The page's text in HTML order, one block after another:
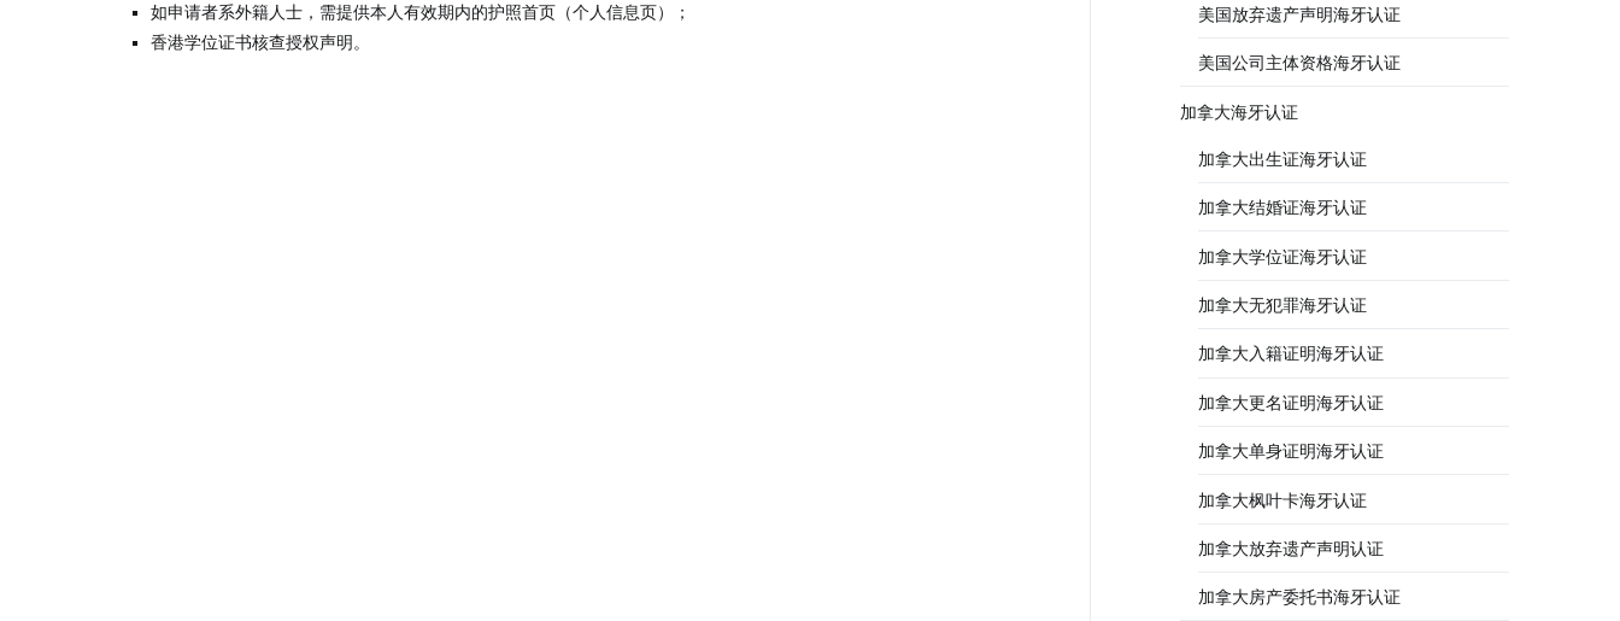
如申请者系外籍人士，需提供本人有效期内的护照首页（个人信息页）；
香港学位证书核查授权声明。
美国放弃遗产声明海牙认证
美国公司主体资格海牙认证
加拿大海牙认证
加拿大出生证海牙认证
加拿大结婚证海牙认证
加拿大学位证海牙认证
加拿大无犯罪海牙认证
加拿大入籍证明海牙认证
加拿大更名证明海牙认证
加拿大单身证明海牙认证
加拿大枫叶卡海牙认证
加拿大放弃遗产声明认证
加拿大房产委托书海牙认证